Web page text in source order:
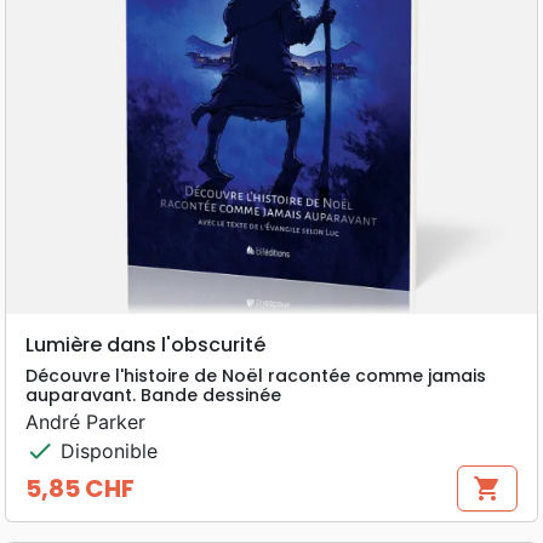
Lumière dans l'obscurité
Découvre l'histoire de Noël racontée comme jamais
auparavant. Bande dessinée
André Parker
check Disponible
Prix
5,85 CHF shopping_cart